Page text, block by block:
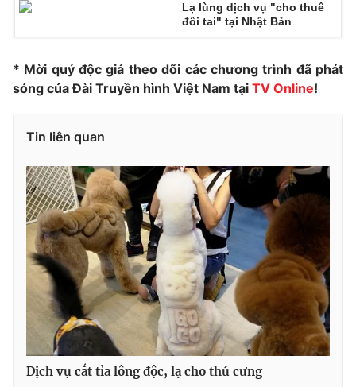
Emagazine Podcast
VTV Money
VTV Sức khoẻ Bất động sản
Thị trường 24h Tấm lòng Việt
VTV4 Vươn mình bằng AI
VTV9 VTV8
Liên hệ tòa soạn English
Lạ lùng dịch vụ "cho thuê
đôi tai" tại Nhật Bản
* Mời quý độc giả theo dõi các chương trình đã phát
sóng của Đài Truyền hình Việt Nam tại TV Online!
Tin liên quan
Dịch vụ cắt tỉa lông độc, lạ cho thú cưng